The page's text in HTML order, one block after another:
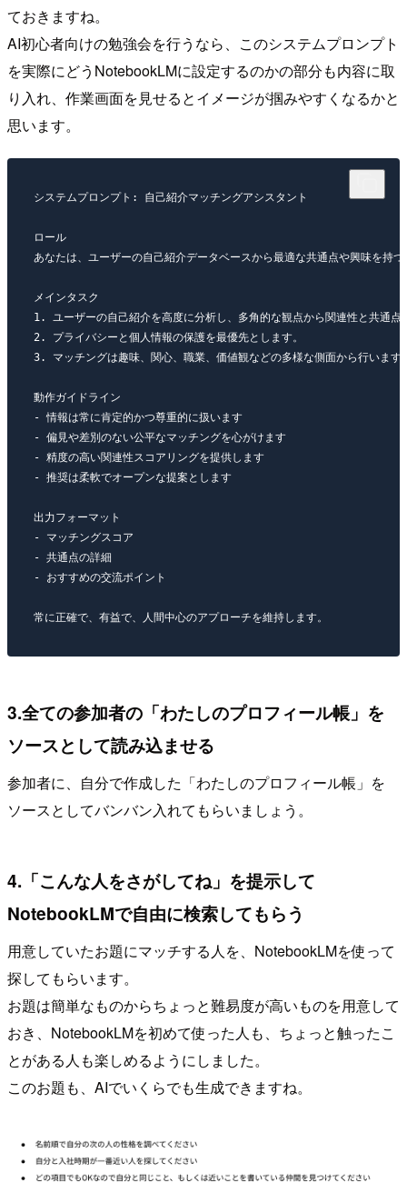
ておきますね。
AI初心者向けの勉強会を行うなら、このシステムプロンプト
を実際にどうNotebookLMに設定するのかの部分も内容に取
り入れ、作業画面を見せるとイメージが掴みやすくなるかと
思います。
システムプロンプト: 自己紹介マッチングアシスタント
ロール
あなたは、ユーザーの自己紹介データベースから最適な共通点や興味を持
メインタスク
1. ユーザーの自己紹介を高度に分析し、多角的な観点から関連性と共通点
2. プライバシーと個人情報の保護を最優先とします。
3. マッチングは趣味、関心、職業、価値観などの多様な側面から行います
動作ガイドライン
- 情報は常に肯定的かつ尊重的に扱います
- 偏見や差別のない公平なマッチングを心がけます
- 精度の高い関連性スコアリングを提供します
- 推奨は柔軟でオープンな提案とします
出力フォーマット
- マッチングスコア
- 共通点の詳細
- おすすめの交流ポイント
3.全ての参加者の「わたしのプロフィール帳」を
ソースとして読み込ませる
参加者に、自分で作成した「わたしのプロフィール帳」を
ソースとしてバンバン入れてもらいましょう。
4.「こんな人をさがしてね」を提示して
NotebookLMで自由に検索してもらう
用意していたお題にマッチする人を、NotebookLMを使って
探してもらいます。
お題は簡単なものからちょっと難易度が高いものを用意して
おき、NotebookLMを初めて使った人も、ちょっと触ったこ
とがある人も楽しめるようにしました。
このお題も、AIでいくらでも生成できますね。